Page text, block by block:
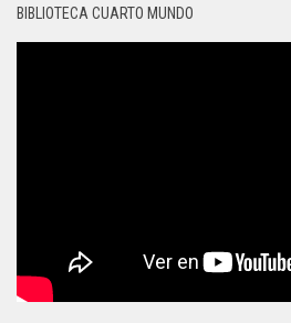
BIBLIOTECA CUARTO MUNDO